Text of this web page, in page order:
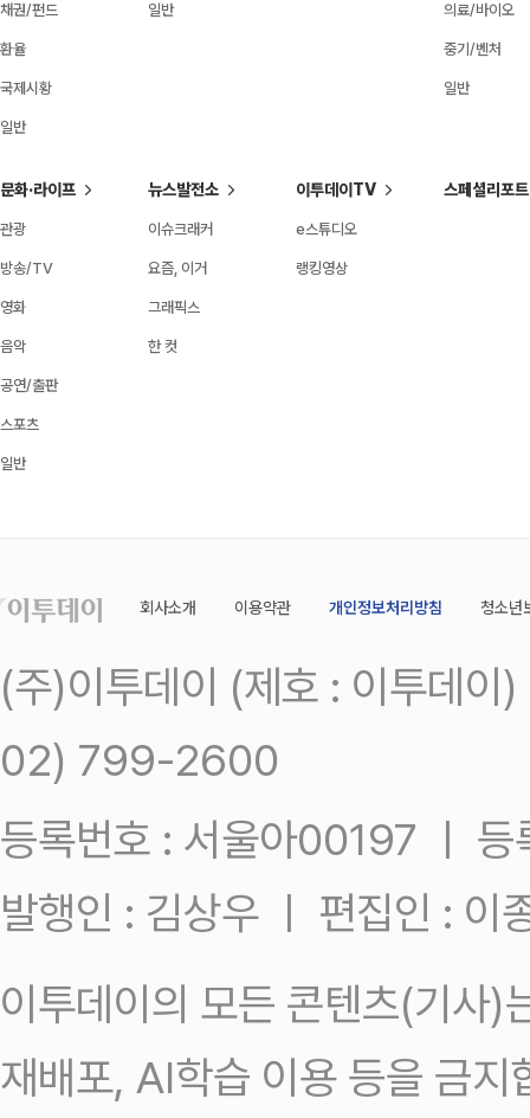
채권/펀드
환율
국제시황
일반
일반 의료/바이오
중기/벤처
일반
문화·라이프
관광
방송/TV
영화
음악
공연/출판
스포츠
일반
뉴스발전소
이슈크래커
요즘, 이거
그래픽스
한 컷
이투데이TV
e스튜디오
랭킹영상
스페셜리포트
회사소개 이용약관 개인정보처리방침 청소년
(주)이투데이 (제호 : 이투데
02) 799-2600
등록번호 : 서울아00197 ㅣ
발행인 : 김상우 ㅣ 편집인 : 이
이투데이의 모든 콘텐츠(기사)
재배포, AI학습 이용 등을 금지